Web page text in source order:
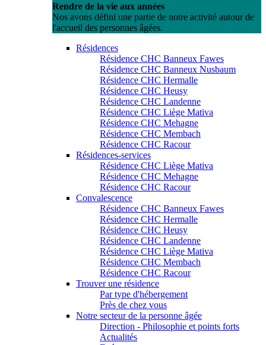
Rendre de la vie aux années
Nos avons défini une partie de notre activité autour de
l'accueil des personnes âgées.
Résidences
Résidence CHC Banneux Fawes
Résidence CHC Banneux Nusbaum
Résidence CHC Hermalle
Résidence CHC Heusy
Résidence CHC Landenne
Résidence CHC Liège Mativa
Résidence CHC Mehagne
Résidence CHC Membach
Résidence CHC Racour
Résidences-services
Résidence CHC Liège Mativa
Résidence CHC Mehagne
Résidence CHC Racour
Convalescence
Résidence CHC Banneux Fawes
Résidence CHC Hermalle
Résidence CHC Heusy
Résidence CHC Landenne
Résidence CHC Liège Mativa
Résidence CHC Membach
Résidence CHC Racour
Trouver une résidence
Par type d'hébergement
Près de chez vous
Notre secteur de la personne âgée
Direction - Philosophie et points forts
Actualités